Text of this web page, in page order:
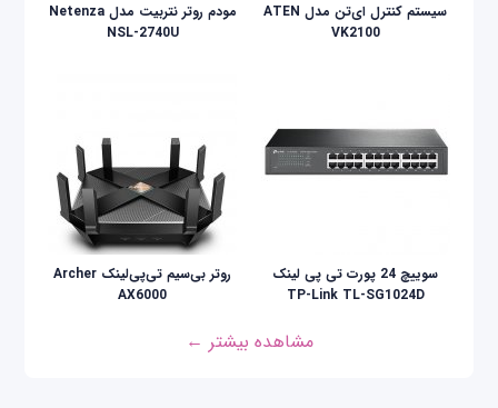
سیستم کنترل ای‌تن مدل ATEN
VK2100
مودم روتر نتربیت مدل Netenza
NSL-2740U
سوییچ 24 پورت تی پی لینک
TP-Link TL-SG1024D
روتر بی‌سیم تی‌پی‌لینک Archer
AX6000
مشاهده بیشتر ←